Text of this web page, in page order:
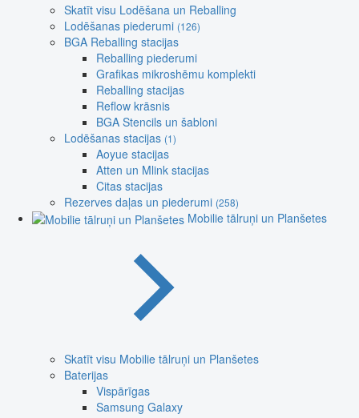
Skatīt visu Lodēšana un Reballing
Lodēšanas piederumi (126)
BGA Reballing stacijas
Reballing piederumi
Grafikas mikroshēmu komplekti
Reballing stacijas
Reflow krāsnis
BGA Stencils un šabloni
Lodēšanas stacijas (1)
Aoyue stacijas
Atten un Mlink stacijas
Citas stacijas
Rezerves daļas un piederumi (258)
Mobilie tālruņi un Planšetes
Skatīt visu Mobilie tālruņi un Planšetes
Baterijas
Vispārīgas
Samsung Galaxy